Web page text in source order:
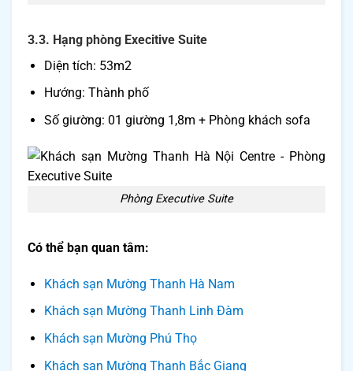
3.3. Hạng phòng Execitive Suite
Diện tích: 53m2
Hướng: Thành phố
Số giường: 01 giường 1,8m + Phòng khách sofa
Phòng Executive Suite
Có thể bạn quan tâm:
Khách sạn Mường Thanh Hà Nam
Khách sạn Mường Thanh Linh Đàm
Khách sạn Mường Phú Thọ
Khách sạn Mường Thanh Bắc Giang